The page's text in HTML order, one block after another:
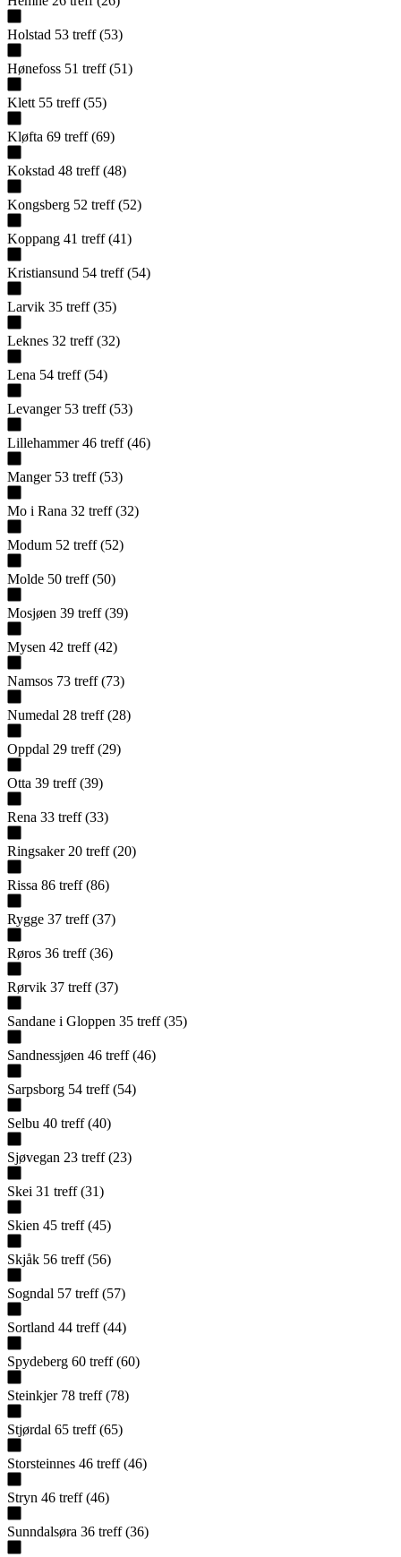
Holstad 53 treff (53)
Hønefoss 51 treff (51)
Klett 55 treff (55)
Kløfta 69 treff (69)
Kokstad 48 treff (48)
Kongsberg 52 treff (52)
Koppang 41 treff (41)
Kristiansund 54 treff (54)
Larvik 35 treff (35)
Leknes 32 treff (32)
Lena 54 treff (54)
Levanger 53 treff (53)
Lillehammer 46 treff (46)
Manger 53 treff (53)
Mo i Rana 32 treff (32)
Modum 52 treff (52)
Molde 50 treff (50)
Mosjøen 39 treff (39)
Mysen 42 treff (42)
Namsos 73 treff (73)
Numedal 28 treff (28)
Oppdal 29 treff (29)
Otta 39 treff (39)
Rena 33 treff (33)
Ringsaker 20 treff (20)
Rissa 86 treff (86)
Rygge 37 treff (37)
Røros 36 treff (36)
Rørvik 37 treff (37)
Sandane i Gloppen 35 treff (35)
Sandnessjøen 46 treff (46)
Sarpsborg 54 treff (54)
Selbu 40 treff (40)
Sjøvegan 23 treff (23)
Skei 31 treff (31)
Skien 45 treff (45)
Skjåk 56 treff (56)
Sogndal 57 treff (57)
Sortland 44 treff (44)
Spydeberg 60 treff (60)
Steinkjer 78 treff (78)
Stjørdal 65 treff (65)
Storsteinnes 46 treff (46)
Stryn 46 treff (46)
Sunndalsøra 36 treff (36)